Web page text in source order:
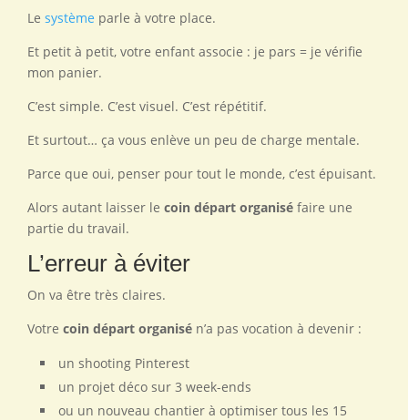
Le système parle à votre place.
Et petit à petit, votre enfant associe : je pars = je vérifie
mon panier.
C’est simple. C’est visuel. C’est répétitif.
Et surtout… ça vous enlève un peu de charge mentale.
Parce que oui, penser pour tout le monde, c’est épuisant.
Alors autant laisser le coin départ organisé faire une
partie du travail.
L’erreur à éviter
On va être très claires.
Votre coin départ organisé n’a pas vocation à devenir :
un shooting Pinterest
un projet déco sur 3 week-ends
ou un nouveau chantier à optimiser tous les 15